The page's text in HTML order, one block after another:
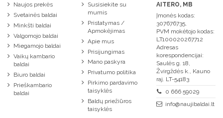
Naujos prekės
Svetainės baldai
Minkšti baldai
Valgomojo baldai
Miegamojo baldai
Vaikų kambario
baldai
Biuro baldai
Prieškambario
baldai
Susisiekite su
mumis
Pristatymas /
Apmokėjimas
Apie mus
Prisijungimas
Mano paskyra
Privatumo politika
Pirkimo pardavimo
taisyklės
Baldų priežiūros
taisyklės
AITERO, MB
Įmonės kodas:
307676735,
PVM mokėtojo kodas:
LT100020267712
Adresas
korespondencijai:
Saulės g. 18,
Žvirgždės k., Kauno
raj. LT-54183
0 666 59029
info@naujibaldai.lt